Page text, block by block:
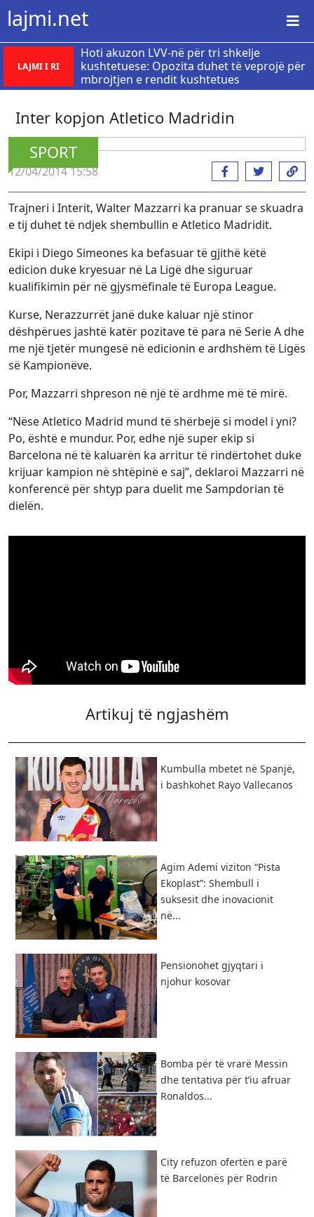
lajmi.net
LAJMI I RI
Hoti akuzon LVV-në për tri shkelje
kushtetuese: Opozita duhet të veprojë për
mbrojtjen e rendit kushtetues
Inter kopjon Atletico Madridin
SPORT
12/04/2014 15:58
Trajneri i Interit, Walter Mazzarri ka pranuar se skuadra
e tij duhet të ndjek shembullin e Atletico Madridit.
Ekipi i Diego Simeones ka befasuar të gjithë këtë
edicion duke kryesuar në La Ligë dhe siguruar
kualifikimin për në gjysmëfinale të Europa League.
Kurse, Nerazzurrët janë duke kaluar një stinor
dëshpërues jashtë katër pozitave të para në Serie A dhe
me një tjetër mungesë në edicionin e ardhshëm të Ligës
së Kampionëve.
Por, Mazzarri shpreson në një të ardhme më të mirë.
“Nëse Atletico Madrid mund të shërbejë si model i yni?
Po, është e mundur. Por, edhe një super ekip si
Barcelona në të kaluarën ka arritur të rindërtohet duke
krijuar kampion në shtëpinë e saj”, deklaroi Mazzarri në
konferencë për shtyp para duelit me Sampdorian të
dielën.
Artikuj të ngjashëm
Kumbulla mbetet në Spanjë,
i bashkohet Rayo Vallecanos
Agim Ademi viziton “Pista
Ekoplast”: Shembull i
suksesit dhe inovacionit
në...
Pensionohet gjyqtari i
njohur kosovar
Bomba për të vrarë Messin
dhe tentativa për t’iu afruar
Ronaldos...
City refuzon ofertën e parë
të Barcelonës për Rodrin